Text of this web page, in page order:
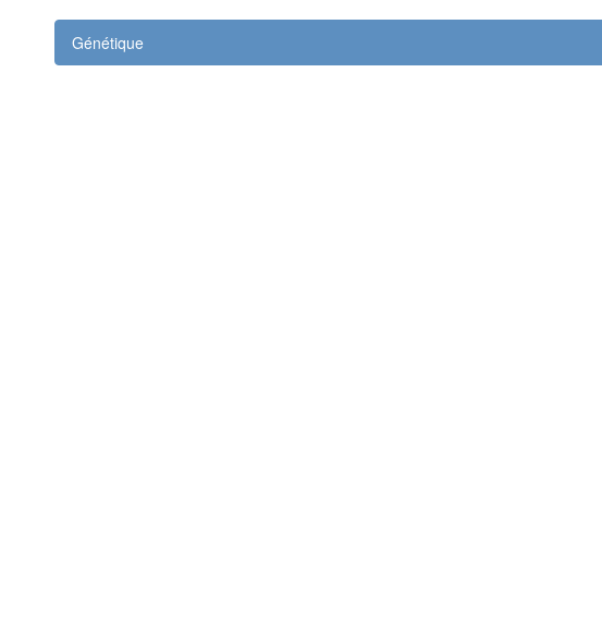
Génétique